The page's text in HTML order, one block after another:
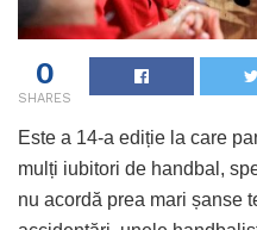
0
SHARES
Este a 14-a ediție la care
mulți iubitori de handbal,
nu acordă prea mari șanse